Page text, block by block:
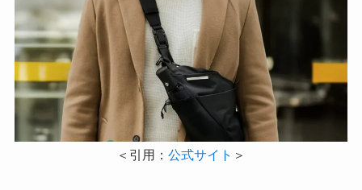
＜引用： 公式サイト ＞